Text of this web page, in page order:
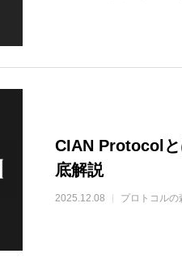
CIAN Protocolと
底解説
2025.12.08 プロトコルの